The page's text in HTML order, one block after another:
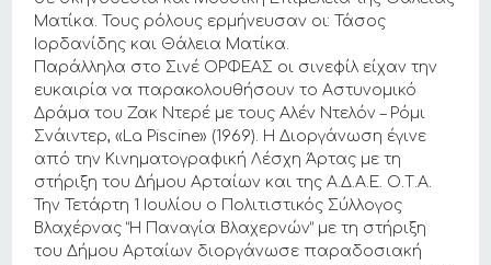
Ματίκα. Τους ρόλους ερμήνευσαν οι: Τάσος
Ιορδανίδης και Θάλεια Ματίκα.
Παράλληλα στο Σινέ ΟΡΦΕΑΣ οι σινεφίλ είχαν την
ευκαιρία να παρακολουθήσουν το Aστυνομικό
Δράμα του Ζακ Ντερέ με τους Αλέν Ντελόν – Ρόμι
Σνάιντερ, «La Piscine» (1969). Η Διοργάνωση έγινε
από την Κινηματογραφική Λέσχη Άρτας με τη
στήριξη του Δήμου Αρταίων και της Α.Δ.Α.Ε. Ο.Τ.Α.
Την Τετάρτη 1 Ιουλίου ο Πολιτιστικός Σύλλογος
Βλαχέρνας “Η Παναγία Βλαχερνών” με τη στήριξη
του Δήμου Αρταίων διοργάνωσε παραδοσιακή